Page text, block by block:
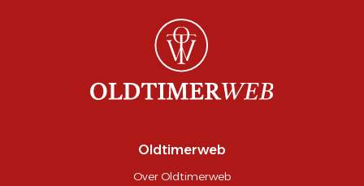
Oldtimerweb
Over Oldtimerweb